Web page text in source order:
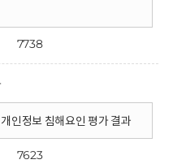
7738
인정보 침해요인 평가 결과
7623